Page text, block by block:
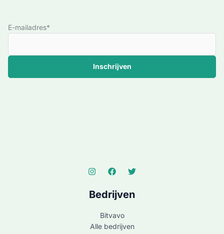
E-mailadres*
Bedrijven
Bitvavo
Alle bedrijven